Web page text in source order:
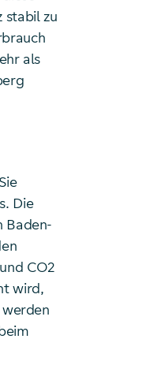
stabil zu
als
Die
Baden-
CO2
wird,